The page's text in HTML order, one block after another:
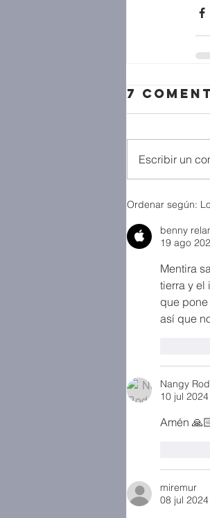
7
Escribir un
Ordenar según:
benny
19 ago
Mentira
tierra y el
que
así que
Nangy
10 jul 2024
Amén
miremur
08 jul 2024